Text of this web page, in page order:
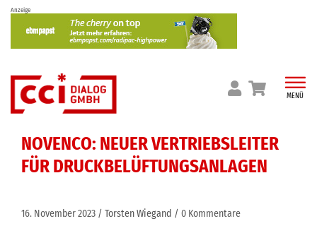
Skip
content
Anzeige
MENÜ
NOVENCO: NEUER VERTRIEBSLEITER
FÜR DRUCKBELÜFTUNGSANLAGEN
16. November 2023 Torsten Wiegand 0 Kommentare